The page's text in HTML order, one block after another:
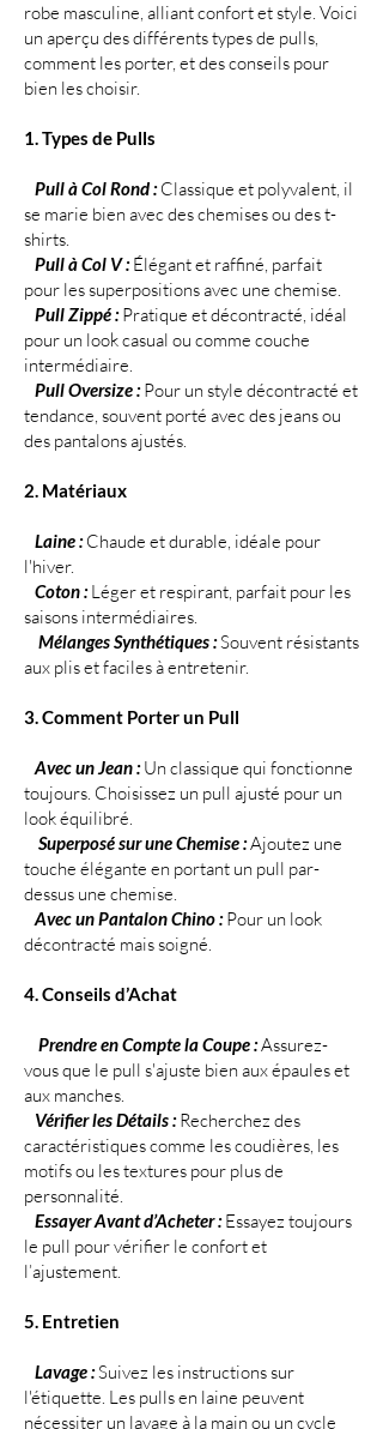
robe masculine, alliant confort et style. Voici
un aperçu des différents types de pulls,
comment les porter, et des conseils pour
bien les choisir.
1. Types de Pulls
Pull à Col Rond :Classique et polyvalent, il
se marie bien avec des chemises ou des t-
shirts.
Pull à Col V :Élégant et raffiné, parfait
pour les superpositions avec une chemise.
Pull Zippé :Pratique et décontracté, idéal
pour un look casual ou comme couche
intermédiaire.
Pull Oversize :Pour un style décontracté et
tendance, souvent porté avec des jeans ou
des pantalons ajustés.
2. Matériaux
Laine :Chaude et durable, idéale pour
l'hiver.
Coton :Léger et respirant, parfait pour les
saisons intermédiaires.
Mélanges Synthétiques :Souvent résistants
aux plis et faciles à entretenir.
3. Comment Porter un Pull
Avec un Jean : Un classique qui fonctionne
toujours. Choisissez un pull ajusté pour un
look équilibré.
Superposé sur une Chemise :Ajoutez une
touche élégante en portant un pull par-
dessus une chemise.
Avec un Pantalon Chino :Pour un look
décontracté mais soigné.
4. Conseils d’Achat
Prendre en Compte la Coupe :Assurez-
vous que le pull s'ajuste bien aux épaules et
aux manches.
Vérifier les Détails :Recherchez des
caractéristiques comme les coudières, les
motifs ou les textures pour plus de
personnalité.
Essayer Avant d’Acheter :Essayez toujours
le pull pour vérifier le confort et
l’ajustement.
5. Entretien
Lavage :Suivez les instructions sur
l'étiquette. Les pulls en laine peuvent
nécessiter un lavage à la main ou un cycle